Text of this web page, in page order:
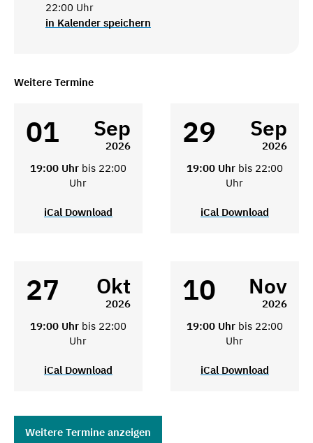
22:00 Uhr
in Kalender speichern
Weitere Termine
01 Sep
2026
19:00 Uhr bis 22:00
Uhr
iCal Download
29 Sep
2026
19:00 Uhr bis 22:00
Uhr
iCal Download
27 Okt
2026
19:00 Uhr bis 22:00
Uhr
iCal Download
10 Nov
2026
19:00 Uhr bis 22:00
Uhr
iCal Download
Weitere Termine anzeigen